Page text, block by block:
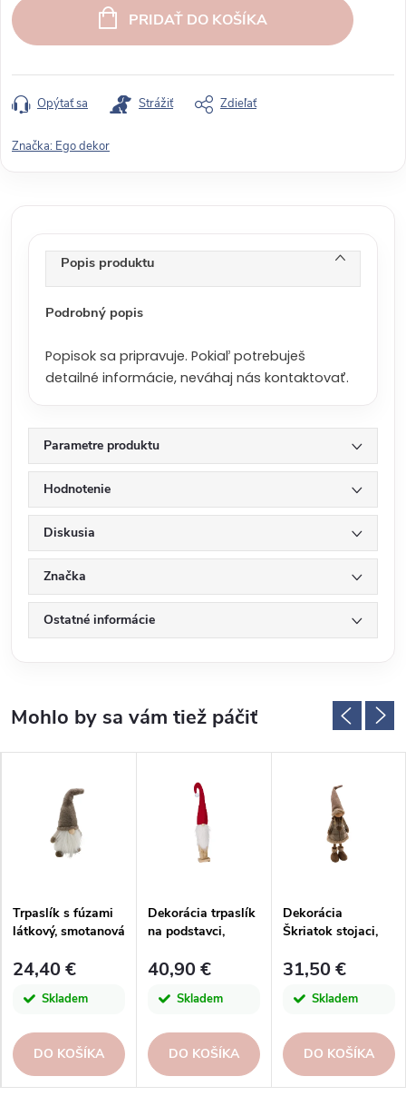
e
d
o
t
o
PRIDAŤ DO KOŠÍKA
Opýtať sa Strážiť Zdieľať
Značka: Ego dekor
Popis produktu
Podrobný popis
Popisok sa pripravuje. Pokiaľ potrebuješ
detailné informácie, neváhaj nás kontaktovať.
Parametre produktu
Hodnotenie
Diskusia
Značka
Ostatné informácie
Trpaslík s fúzami
látkový, smotanová
24,40 €
Skladem
DO KOŠÍKA
Dekorácia trpaslík
na podstavci,
40,90 €
Skladem
DO KOŠÍKA
Dekorácia
Škriatok stojaci,
31,50 €
Skladem
DO KOŠÍKA